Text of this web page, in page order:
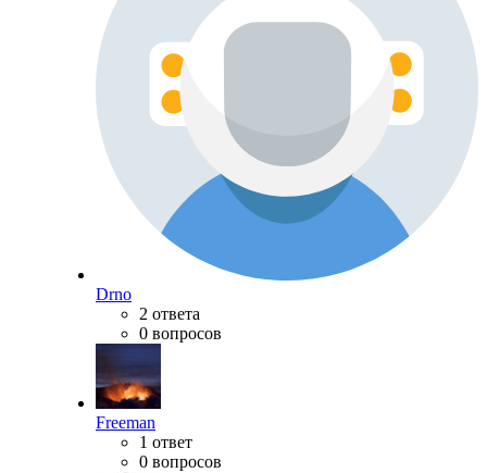
Drno
2 ответа
0 вопросов
Freeman
1 ответ
0 вопросов